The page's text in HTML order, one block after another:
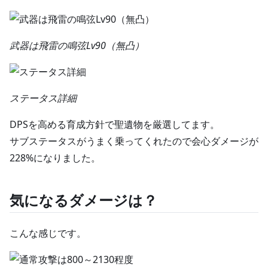
武器は飛雷の鳴弦Lv90（無凸）
ステータス詳細
DPSを高める育成方針で聖遺物を厳選してます。
サブステータスがうまく乗ってくれたので会心ダメージが
228%になりました。
気になるダメージは？
こんな感じです。